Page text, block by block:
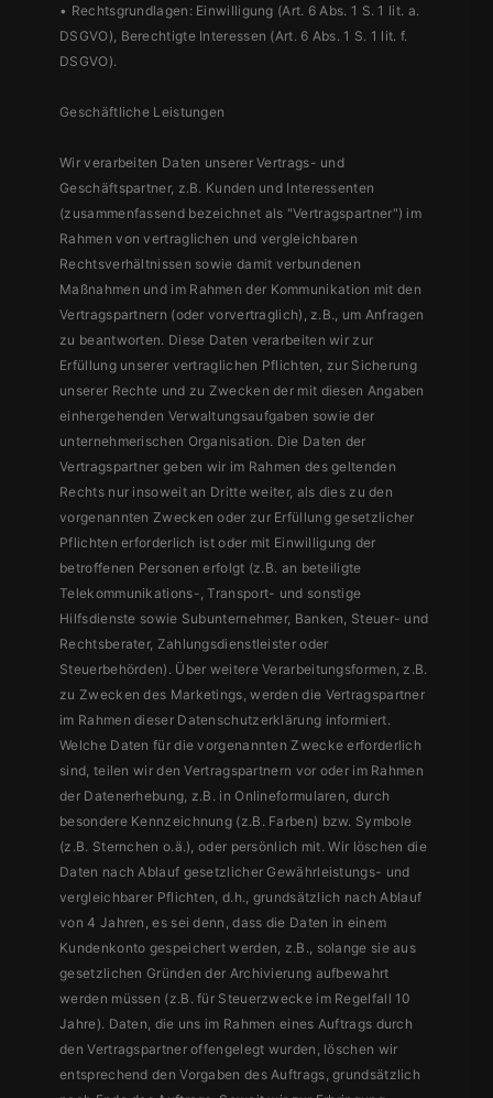
• Rechtsgrundlagen: Einwilligung (Art. 6 Abs. 1 S. 1 lit. a.
DSGVO), Berechtigte Interessen (Art. 6 Abs. 1 S. 1 lit. f.
DSGVO).
Geschäftliche Leistungen
Wir verarbeiten Daten unserer Vertrags- und
Geschäftspartner, z.B. Kunden und Interessenten
(zusammenfassend bezeichnet als "Vertragspartner") im
Rahmen von vertraglichen und vergleichbaren
Rechtsverhältnissen sowie damit verbundenen
Maßnahmen und im Rahmen der Kommunikation mit den
Vertragspartnern (oder vorvertraglich), z.B., um Anfragen
zu beantworten. Diese Daten verarbeiten wir zur
Erfüllung unserer vertraglichen Pflichten, zur Sicherung
unserer Rechte und zu Zwecken der mit diesen Angaben
einhergehenden Verwaltungsaufgaben sowie der
unternehmerischen Organisation. Die Daten der
Vertragspartner geben wir im Rahmen des geltenden
Rechts nur insoweit an Dritte weiter, als dies zu den
vorgenannten Zwecken oder zur Erfüllung gesetzlicher
Pflichten erforderlich ist oder mit Einwilligung der
betroffenen Personen erfolgt (z.B. an beteiligte
Telekommunikations-, Transport- und sonstige
Hilfsdienste sowie Subunternehmer, Banken, Steuer- und
Rechtsberater, Zahlungsdienstleister oder
Steuerbehörden). Über weitere Verarbeitungsformen, z.B.
zu Zwecken des Marketings, werden die Vertragspartner
im Rahmen dieser Datenschutzerklärung informiert.
Welche Daten für die vorgenannten Zwecke erforderlich
sind, teilen wir den Vertragspartnern vor oder im Rahmen
der Datenerhebung, z.B. in Onlineformularen, durch
besondere Kennzeichnung (z.B. Farben) bzw. Symbole
(z.B. Sternchen o.ä.), oder persönlich mit. Wir löschen die
Daten nach Ablauf gesetzlicher Gewährleistungs- und
vergleichbarer Pflichten, d.h., grundsätzlich nach Ablauf
von 4 Jahren, es sei denn, dass die Daten in einem
Kundenkonto gespeichert werden, z.B., solange sie aus
gesetzlichen Gründen der Archivierung aufbewahrt
werden müssen (z.B. für Steuerzwecke im Regelfall 10
Jahre). Daten, die uns im Rahmen eines Auftrags durch
den Vertragspartner offengelegt wurden, löschen wir
entsprechend den Vorgaben des Auftrags, grundsätzlich